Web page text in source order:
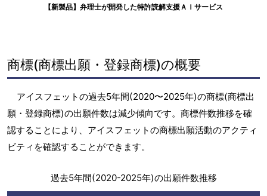
【新製品】弁理士が開発した特許読解支援ＡＩサービス
商標(商標出願・登録商標)の概要
アイスフェットの過去5年間(2020〜2025年)の商標(商標出
願・登録商標)の出願件数は減少傾向です。商標件数推移を確
認することにより、アイスフェットの商標出願活動のアクティ
ビティを確認することができます。
過去5年間(2020-2025年)の出願件数推移